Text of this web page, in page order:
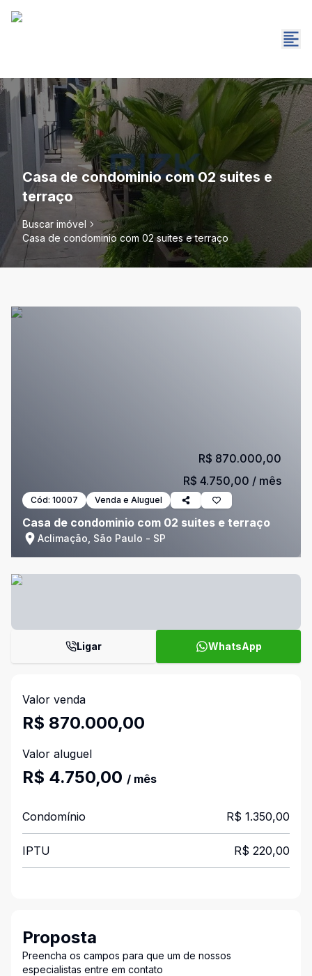
Casa de condominio com 02 suites e
terraço
Buscar imóvel
Casa de condominio com 02 suites e terraço
Cód: 10007 Venda e Aluguel
Casa de condominio com 02 suites e terraço
Aclimação, São Paulo - SP
R$ 870.000,00
R$ 4.750,00 / mês
Ligar WhatsApp
Valor venda
R$ 870.000,00
Valor aluguel
R$ 4.750,00 / mês
Condomínio R$ 1.350,00
IPTU R$ 220,00
Proposta
Preencha os campos para que um de nossos
especialistas entre em contato